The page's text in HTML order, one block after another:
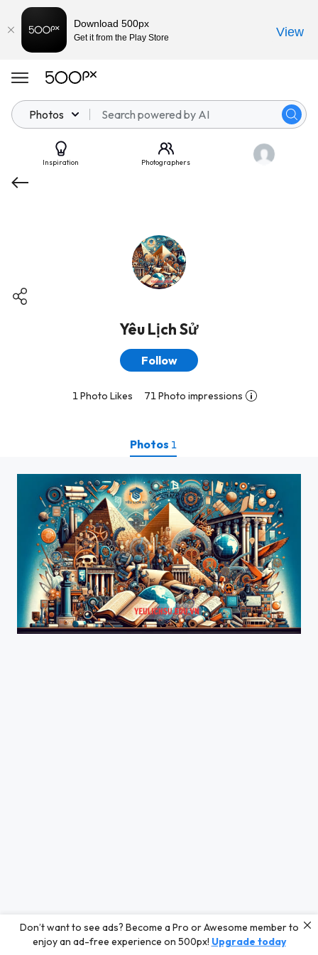
Photos
Inspiration Photographers
Yêu Lịch Sử
Follow
1 Photo Likes 71 Photo impressions
Photos 1
Yêu Lịch Sử - Câu chuyện về loài người, từ thời kỳ đồ đá mới đến kỷ nguyên hiện đại
Don’t want to see ads? Become a Pro or Awesome member to
enjoy an ad-free experience on 500px! Upgrade today
Download 500px
Get it from the Play Store View